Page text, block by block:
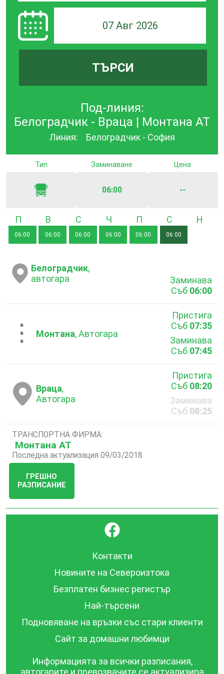
07 Авг 2026
ТЪРСИ
Под-линия:
Белоградчик - Враца | Монтана АТ
Линия: Белоградчик - София
Тип Заминаване
06:00
Цена
--
Понеделник
06:00
Вторник
06:00 06:00
Четвъртък
06:00 06:00
Събота
06:00
Белоградчик,
автoгара
Заминава
Съб 06:00
...Монтана, Автогара
Пристига
Съб 07:35
Заминава
Съб 07:45
Враца,
Автогара
Пристига
Съб 08:20
Заминава
Съб 08:25
ТРАНСПОРТНА ФИРМА:
Монтана АТ
Последна актуализация 09/03/2018
ГРЕШНО
РАЗПИСАНИЕ
}
Контакти
Новините на Североизтока
Безплатен бизнес регистър
Най-търсени
Подновяване на връзки със стари клиенти
Сайт за домашни любимци
Информацията за всички разписания,
автогарите и превозвачите се актуализира